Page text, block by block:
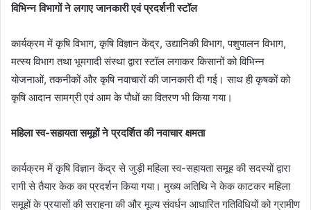
विभिन्न विभागों ने लगाए जानकारी एवं प्रदर्शनी स्टॉल
कार्यक्रम में कृषि विभाग, कृषि विज्ञान केंद्र, उद्यानिकी विभाग, पशुपालन विभाग,
मत्स्य विभाग तथा भूमगादी संस्था द्वारा स्टॉल लगाकर किसानों को विभिन्न
योजनाओं, तकनीकों और कृषि नवाचारों की जानकारी दी गई। साथ ही कृषकों को
कृषि आदान सामग्री एवं आम के पौधों का वितरण भी किया गया।
महिला स्व-सहायता समूहों ने प्रदर्शित की नवाचार क्षमता
कार्यक्रम में कृषि विज्ञान केंद्र से जुड़ी महिला स्व-सहायता समूह की सदस्यों द्वारा
रागी से तैयार केक का प्रदर्शन किया गया। मुख्य अतिथि ने केक काटकर महिला
समूहों के प्रयासों की सराहना की और मूल्य संवर्धन आधारित गतिविधियों को ग्रामीण